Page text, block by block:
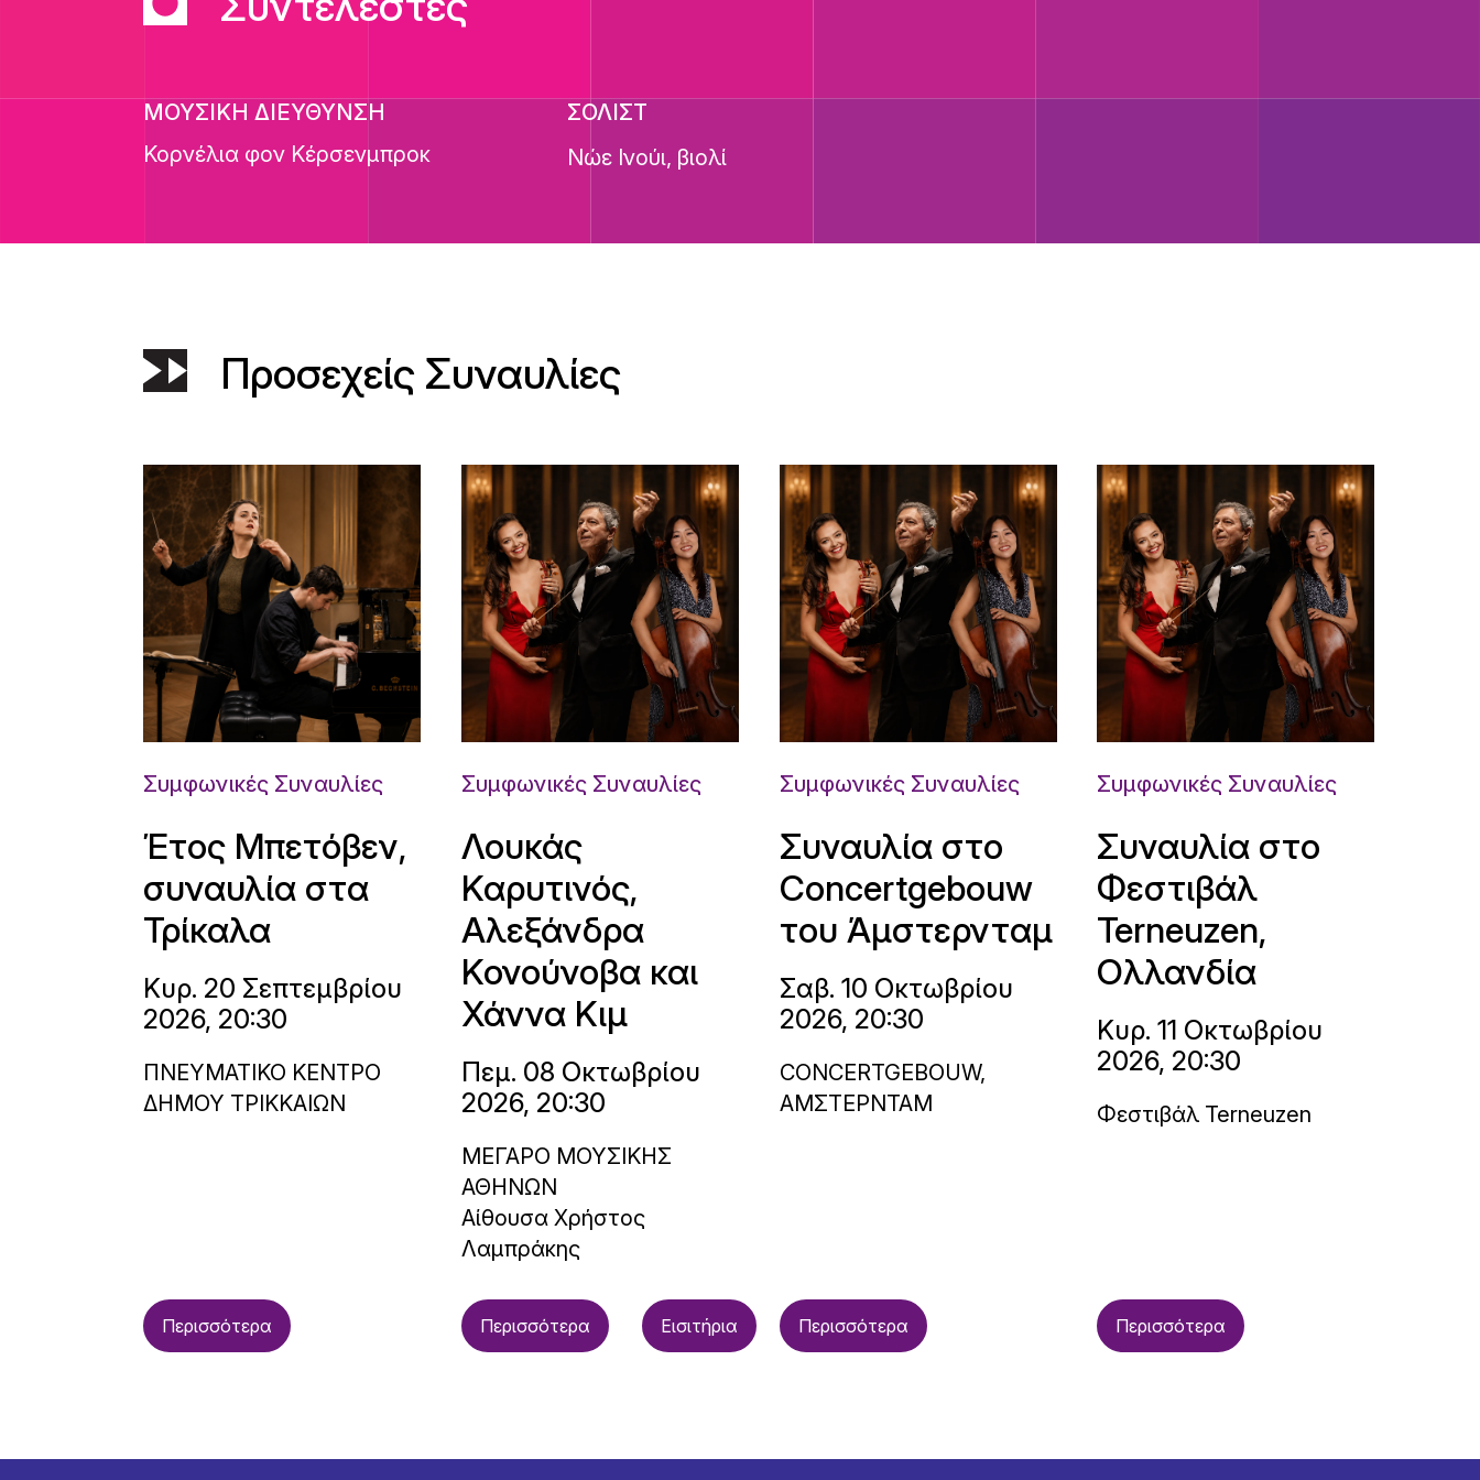
ΜΟΥΣΙΚΗ ΔΙΕΥΘΥΝΣΗ
Κορνέλια φον Κέρσενμπροκ
ΣΟΛΙΣΤ
Νώε Ινούι, βιολί
Προσεχείς Συναυλίες
Συμφωνικές Συναυλίες
Έτος Μπετόβεν,
συναυλία στα
Τρίκαλα
Κυρ. 20 Σεπτεμβρίου
2026, 20:30
ΠΝΕΥΜΑΤΙΚΟ ΚΕΝΤΡΟ
ΔΗΜΟΥ ΤΡΙΚΚΑΙΩΝ
Περισσότερα
Συμφωνικές Συναυλίες
Λουκάς
Καρυτινός,
Αλεξάνδρα
Κονούνοβα και
Χάννα Κιμ
Πεμ. 08 Οκτωβρίου
2026, 20:30
ΜΕΓΑΡΟ ΜΟΥΣΙΚΗΣ
ΑΘΗΝΩΝ
Αίθουσα Χρήστος
Λαμπράκης
Περισσότερα Εισιτήρια
Συμφωνικές Συναυλίες
Συναυλία στο
Concertgebouw
του Άμστερνταμ
Σαβ. 10 Οκτωβρίου
2026, 20:30
CONCERTGEBOUW,
ΑΜΣΤΕΡΝΤΑΜ
Περισσότερα
Συμφωνικές Συναυλίες
Συναυλία στο
Φεστιβάλ
Terneuzen,
Ολλανδία
Κυρ. 11 Οκτωβρίου
2026, 20:30
Φεστιβάλ Terneuzen
Περισσότερα